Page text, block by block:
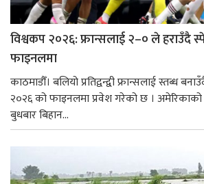
विश्वकप २०२६: फ्रान्सलाई २–० ले हराउँदै
फाइनलमा
काठमाडौँ। बलियो प्रतिद्वन्द्वी फ्रान्सलाई स्तब्ध
२०२६ को फाइनलमा प्रवेश गरेको छ । अमेरिकाको
बुधबार बिहान...